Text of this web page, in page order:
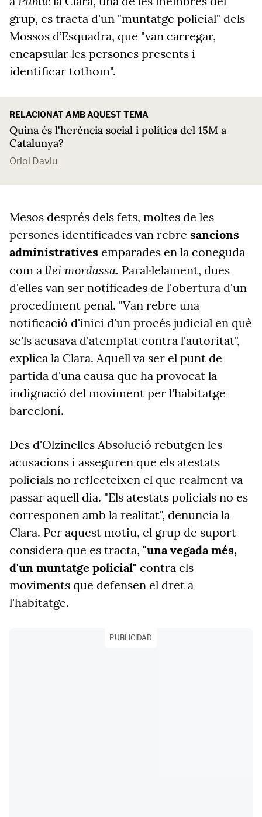
grup, es tracta d'un "muntatge policial" dels
Mossos d’Esquadra, que "van carregar,
encapsular les persones presents i
identificar tothom".
RELACIONAT AMB AQUEST TEMA
Quina és l'herència social i política del 15M a
Catalunya?
Oriol Daviu
Mesos després dels fets, moltes de les
persones identificades van rebre sancions
administratives emparades en la coneguda
com a llei mordassa. Paral·lelament, dues
d'elles van ser notificades de l'obertura d'un
procediment penal. "Van rebre una
notificació d'inici d'un procés judicial en què
se'ls acusava d'atemptat contra l'autoritat",
explica la Clara. Aquell va ser el punt de
partida d'una causa que ha provocat la
indignació del moviment per l'habitatge
barceloní.
Des d'Olzinelles Absolució rebutgen les
acusacions i asseguren que els atestats
policials no reflecteixen el que realment va
passar aquell dia. "Els atestats policials no es
corresponen amb la realitat", denuncia la
Clara. Per aquest motiu, el grup de suport
considera que es tracta, "una vegada més,
d'un muntatge policial" contra els
moviments que defensen el dret a
l'habitatge.
PUBLICIDAD